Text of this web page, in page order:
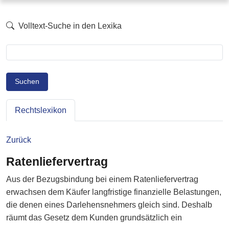
Volltext-Suche in den Lexika
Suchen
Rechtslexikon
Zurück
Ratenliefervertrag
Aus der Bezugsbindung bei einem Ratenliefervertrag
erwachsen dem Käufer langfristige finanzielle Belastungen,
die denen eines Darlehensnehmers gleich sind. Deshalb
räumt das Gesetz dem Kunden grundsätzlich ein